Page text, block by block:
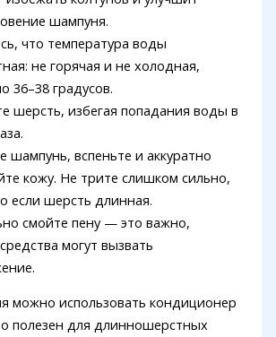
шампуня.
что температура воды
не горячая и не холодная,
36–38 градусов.
шерсть, избегая попадания воды в
шампунь, вспеньте и аккуратно
кожу. Не трите слишком сильно,
если шерсть длинная.
смойте пену — это важно,
могут вызвать
можно использовать кондиционер
полезен для длинношерстных